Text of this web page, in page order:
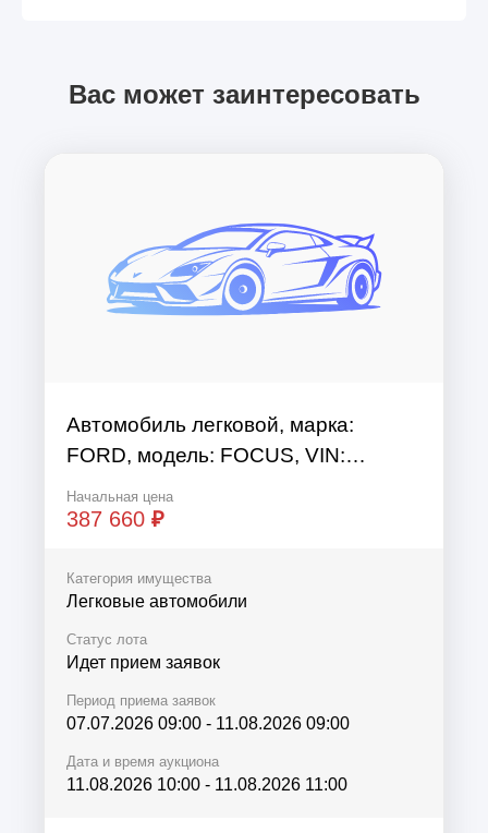
Вас может заинтересовать
Автомобиль легковой, марка:
FORD, модель: FOCUS, VIN:
X9FPXXEEDP9P30339, гос. рег.
номер: Р939УА64, год
Начальная цена
387 660 ₽
Категория имущества
Легковые автомобили
Статус лота
Идет прием заявок
Период приема заявок
07.07.2026 09:00 - 11.08.2026 09:00
Дата и время аукциона
11.08.2026 10:00 - 11.08.2026 11:00